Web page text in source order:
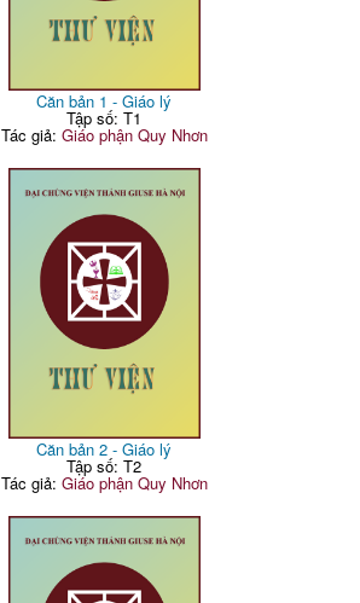
Căn bản 1 - Giáo lý
Tập số: T1
Tác giả: Giáo phận Quy Nhơn
Căn bản 2 - Giáo lý
Tập số: T2
Tác giả: Giáo phận Quy Nhơn